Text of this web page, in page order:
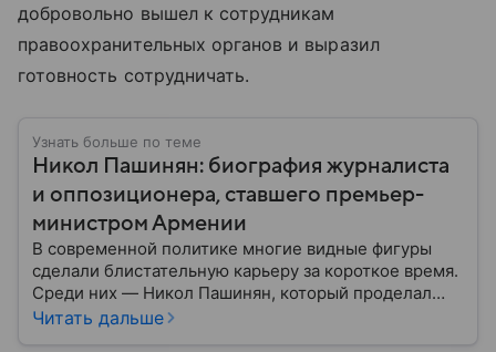
добровольно вышел к сотрудникам
правоохранительных органов и выразил
готовность сотрудничать.
Узнать больше по теме
Никол Пашинян: биография журналиста
и оппозиционера, ставшего премьер-
министром Армении
В современной политике многие видные фигуры
сделали блистательную карьеру за короткое время.
Среди них — Никол Пашинян, который проделал
путь от журналиста и оппозиционера до главы
Читать дальше